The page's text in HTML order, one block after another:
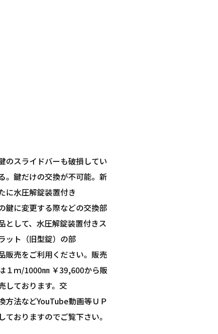
のスライドバーも破損してい
。鍵だけの交換が不可能。新
に⽔圧解錠装置付き
鍵に変更する際などの交換部
として、⽔圧解錠装置付きス
ット（旧型錠）の部
販売をご利⽤ください。販売
１ｍ/1000㎜ ￥39,600から販
しております。交
⽅法などYouTube動画等ＵＰ
ておりますのでご覧下さい。